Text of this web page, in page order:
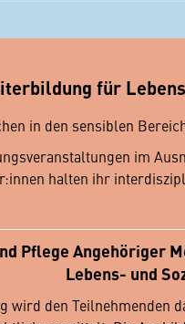
für
in den sensiblen
im
halten ihr
Pflege Angehöriger
Lebens- und
den